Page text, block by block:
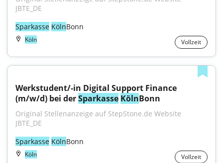
JBTE_DE
Sparkasse KölnBonn
Köln Vollzeit
Werkstudent/-in Digital Support Finance
(m/w/d) bei der Sparkasse KölnBonn
Original Stellenanzeige auf StepStone.de Website
JBTE_DE
Sparkasse KölnBonn
Köln Vollzeit